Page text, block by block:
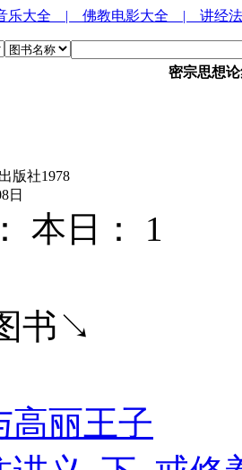
乐大全 | 佛教电影大全 | 讲经
密宗思想
版社1978
日
本日： 1
书↘
高丽王子